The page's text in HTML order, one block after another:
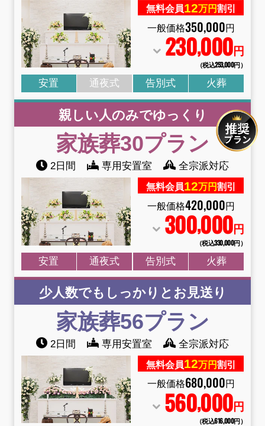
無料会員12万円割引
一般価格350,000円
230,000円
（税込253,000円）
安置 通夜式 告別式 火葬
親しい人のみでゆっくり
家族葬30プラン
2日間 専用安置室 全宗派対応
無料会員12万円割引
一般価格420,000円
300,000円
（税込330,000円）
安置 通夜式 告別式 火葬
少人数でもしっかりとお見送り
家族葬56プラン
2日間 専用安置室 全宗派対応
無料会員12万円割引
一般価格680,000円
560,000円
（税込616,000円）